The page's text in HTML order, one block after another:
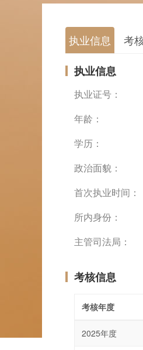
执业信息 考
执业信息
执业证号：
年龄：
学历：
政治面貌：
首次执业时间：
所内身份：
主管司法局：
考核信息
考核年度
2025年度